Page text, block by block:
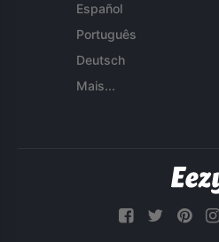
Español
Português
Deutsch
Mais...